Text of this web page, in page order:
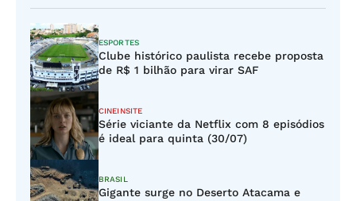
ESPORTES
Clube histórico paulista recebe proposta
de R$ 1 bilhão para virar SAF
CINEINSITE
Série viciante da Netflix com 8 episódios
é ideal para quinta (30/07)
BRASIL
Gigante surge no Deserto Atacama e